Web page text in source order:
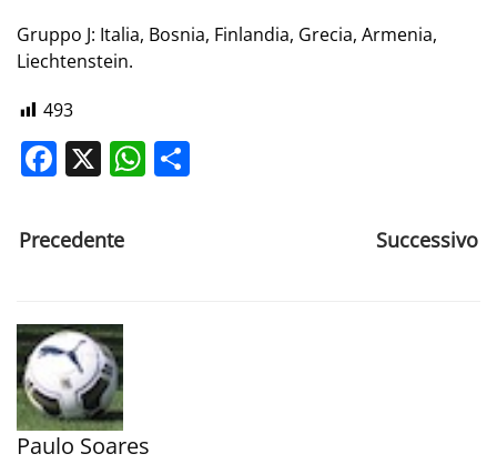
Gruppo J: Italia, Bosnia, Finlandia, Grecia, Armenia,
Liechtenstein.
493
Facebook
X WhatsApp
Precedente Successivo
Paulo Soares